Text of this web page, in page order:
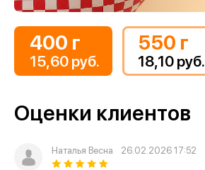
400 г
15,60 руб.
550 г
18,10 руб.
Оценки клиентов
Наталья Весна 26.02.2026 17:52